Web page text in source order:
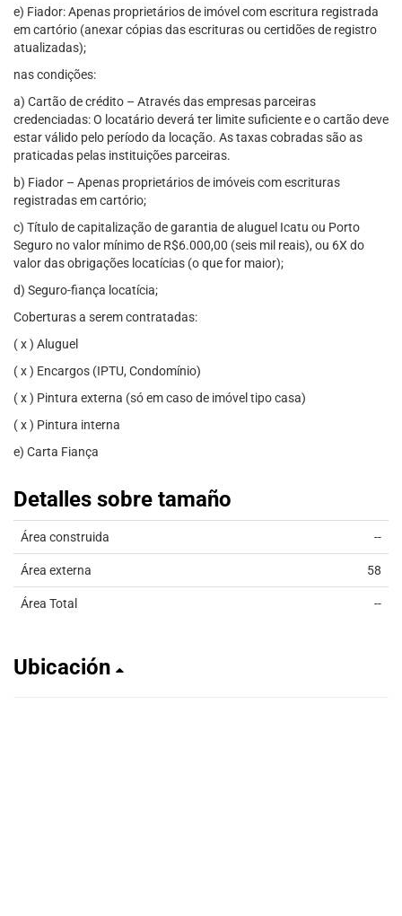
e) Fiador: Apenas proprietários de imóvel com escritura registrada
em cartório (anexar cópias das escrituras ou certidões de registro
atualizadas);
nas condições:
a) Cartão de crédito – Através das empresas parceiras
credenciadas: O locatário deverá ter limite suficiente e o cartão deve
estar válido pelo período da locação. As taxas cobradas são as
praticadas pelas instituições parceiras.
b) Fiador – Apenas proprietários de imóveis com escrituras
registradas em cartório;
c) Título de capitalização de garantia de aluguel Icatu ou Porto
Seguro no valor mínimo de R$6.000,00 (seis mil reais), ou 6X do
valor das obrigações locatícias (o que for maior);
d) Seguro-fiança locatícia;
Coberturas a serem contratadas:
( x ) Aluguel
( x ) Encargos (IPTU, Condomínio)
( x ) Pintura externa (só em caso de imóvel tipo casa)
( x ) Pintura interna
e) Carta Fiança
Detalles sobre tamaño
Área construida --
Área externa 58
Área Total --
Ubicación